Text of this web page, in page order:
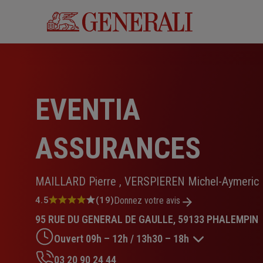
EVENTIA
ASSURANCES
MAILLARD Pierre , VERSPIEREN Michel-Aymeric
Note
4.5
sur
5
étoiles
4.5 (19)Donnez votre avis
95 RUE DU GENERAL DE GAULLE, 59133 PHALEMPIN
Ouvert 09h – 12h / 13h30 – 18h
03 20 90 24 44